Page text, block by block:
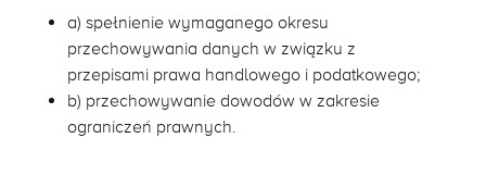
a) spełnienie wymaganego okresu
przechowywania danych w związku z
przepisami prawa handlowego i podatkowego;
b) przechowywanie dowodów w zakresie
ograniczeń prawnych.